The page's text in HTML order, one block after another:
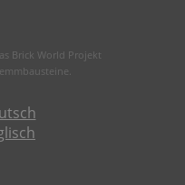
Brick World Projekt